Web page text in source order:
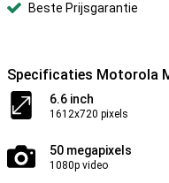
Beste Prijsgarantie
Specificaties Motorola
6.6 inch
1612x720 pixels
50 megapixels
1080p video